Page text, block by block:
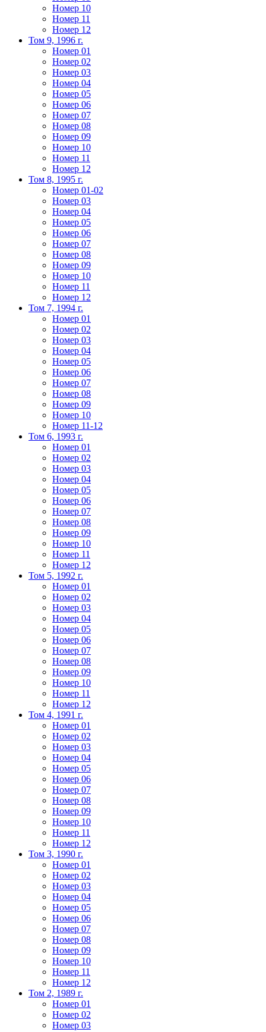
Номер 10
Номер 11
Номер 12
Том 9, 1996 г.
Номер 01
Номер 02
Номер 03
Номер 04
Номер 05
Номер 06
Номер 07
Номер 08
Номер 09
Номер 10
Номер 11
Номер 12
Том 8, 1995 г.
Номер 01-02
Номер 03
Номер 04
Номер 05
Номер 06
Номер 07
Номер 08
Номер 09
Номер 10
Номер 11
Номер 12
Том 7, 1994 г.
Номер 01
Номер 02
Номер 03
Номер 04
Номер 05
Номер 06
Номер 07
Номер 08
Номер 09
Номер 10
Номер 11-12
Том 6, 1993 г.
Номер 01
Номер 02
Номер 03
Номер 04
Номер 05
Номер 06
Номер 07
Номер 08
Номер 09
Номер 10
Номер 11
Номер 12
Том 5, 1992 г.
Номер 01
Номер 02
Номер 03
Номер 04
Номер 05
Номер 06
Номер 07
Номер 08
Номер 09
Номер 10
Номер 11
Номер 12
Том 4, 1991 г.
Номер 01
Номер 02
Номер 03
Номер 04
Номер 05
Номер 06
Номер 07
Номер 08
Номер 09
Номер 10
Номер 11
Номер 12
Том 3, 1990 г.
Номер 01
Номер 02
Номер 03
Номер 04
Номер 05
Номер 06
Номер 07
Номер 08
Номер 09
Номер 10
Номер 11
Номер 12
Том 2, 1989 г.
Номер 01
Номер 02
Номер 03